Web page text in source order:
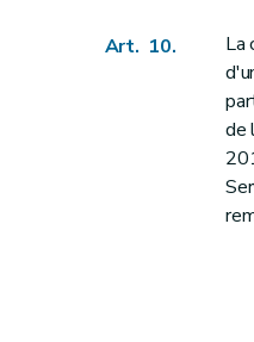
Art. 70
Art. 71
Art. 72
Art. 73
Art. 74
Art. 75
Art. 10.
La
de